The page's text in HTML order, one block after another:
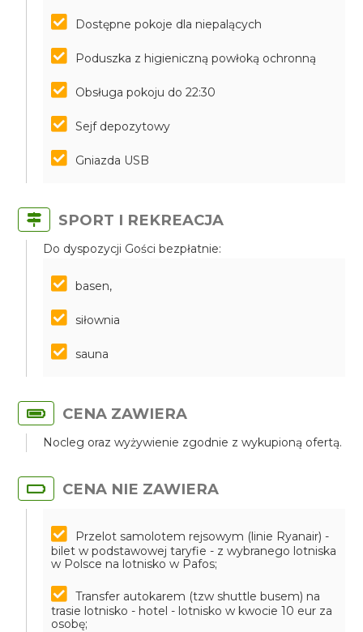
Dostępne pokoje dla niepalących
Poduszka z higieniczną powłoką ochronną
Obsługa pokoju do 22:30
Sejf depozytowy
Gniazda USB
SPORT I REKREACJA
Do dyspozycji Gości bezpłatnie:
basen,
siłownia
sauna
CENA ZAWIERA
Nocleg oraz wyżywienie zgodnie z wykupioną ofertą.
CENA NIE ZAWIERA
Przelot samolotem rejsowym (linie Ryanair) -
bilet w podstawowej taryfie - z wybranego lotniska
w Polsce na lotnisko w Pafos;
Transfer autokarem (tzw shuttle busem) na
trasie lotnisko - hotel - lotnisko w kwocie 10 eur za
osobę;